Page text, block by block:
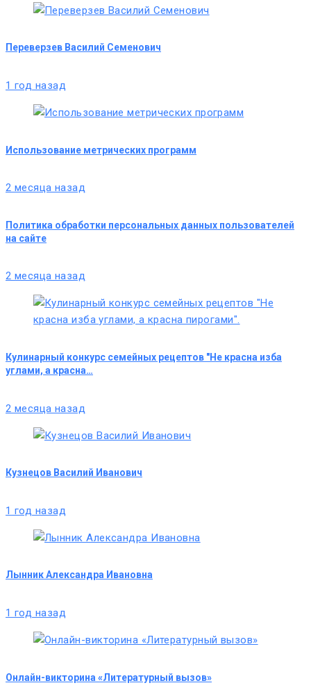
Переверзев Василий Семенович
1 год назад
Использование метрических программ
2 месяца назад
Политика обработки персональных данных пользователей
на сайте
2 месяца назад
Кулинарный конкурс семейных рецептов "Не красна изба
углами, а красна…
2 месяца назад
Кузнецов Василий Иванович
1 год назад
Лынник Александра Ивановна
1 год назад
Онлайн-викторина «Литературный вызов»